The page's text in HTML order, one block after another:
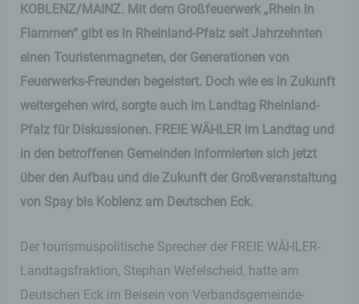
KOBLENZ/MAINZ. Mit dem Großfeuerwerk „Rhein in
Flammen“ gibt es in Rheinland-Pfalz seit Jahrzehnten
einen Touristenmagneten, der Generationen von
Feuerwerks-Freunden begeistert. Doch wie es in Zukunft
weitergehen wird, sorgte auch im Landtag Rheinland-
Pfalz für Diskussionen. FREIE WÄHLER im Landtag und
in den betroffenen Gemeinden informierten sich jetzt
über den Aufbau und die Zukunft der Großveranstaltung
von Spay bis Koblenz am Deutschen Eck.
Der tourismuspolitische Sprecher der FREIE WÄHLER-
Landtagsfraktion, Stephan Wefelscheid, hatte am
Deutschen Eck im Beisein von Verbandsgemeinde-